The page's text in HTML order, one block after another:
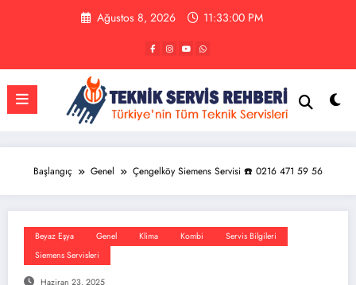
Ağustos 8, 2026 11:33:00 PM
Başlangıç Genel Çengelköy Siemens Servisi ☎️ 0216 471 59 56
Beyaz Eşya Genel Klima Kombi
Servis Bilgileri
Siemens Servisleri
Haziran 23, 2025